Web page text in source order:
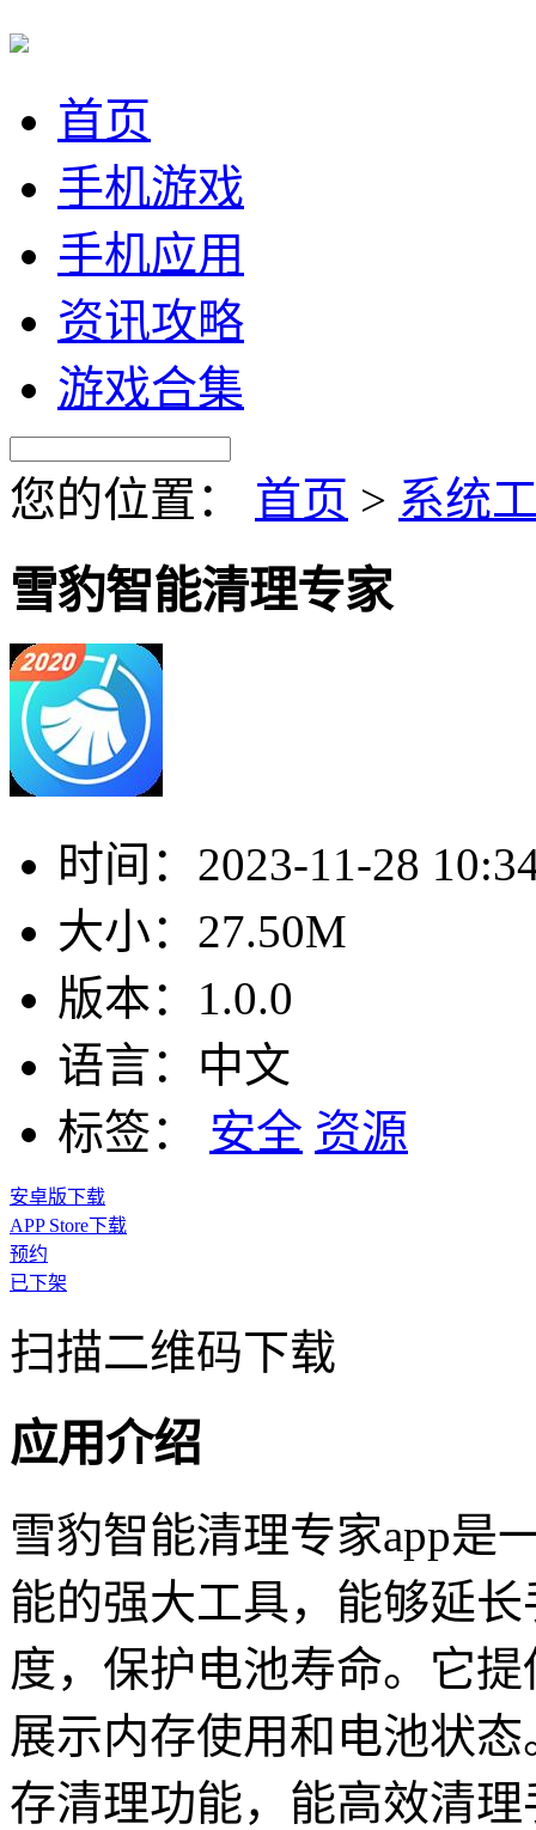
首页
手机游戏
手机应用
资讯攻略
游戏合集
您的位置： 首页 > 系统
雪豹智能清理专家
时间： 2023-11-28
大小： 27.50M
版本： 1.0.0
语言： 中文
标签：
安全 资源
安卓版下载
APP Store下载
预约
已下架
扫描二维码下载
应用介绍
雪豹智能清理专家app是
能的强大工具，能够延
度，保护电池寿命。它
展示内存使用和电池状
存清理功能，能高效清